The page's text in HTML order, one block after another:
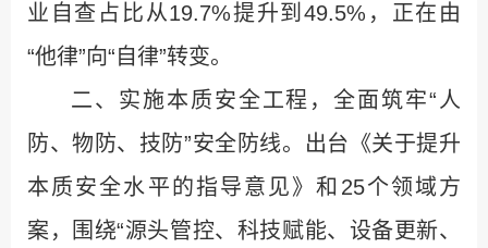
业自查占比从19.7%提升到49.5%，正在由
“他律”向“自律”转变。
二、实施本质安全工程，全面筑牢“人
防、物防、技防”安全防线。出台《关于提升
本质安全水平的指导意见》和25个领域方
案，围绕“源头管控、科技赋能、设备更新、